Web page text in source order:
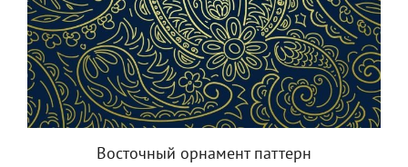
Восточный орнамент паттерн